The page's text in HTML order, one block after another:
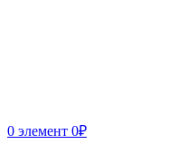
0 элемент 0₽